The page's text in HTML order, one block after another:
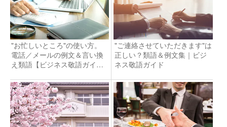
"お忙しいところ"の使い方。
電話／メールの例文＆言い換
え類語【ビジネス敬語ガイ
"ご連絡させていただきます"は
正しい？類語＆例文集｜ビジ
ネス敬語ガイド